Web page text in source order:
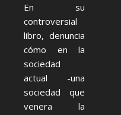
En su
controversial
libro, denuncia
cómo en la
sociedad
actual -una
sociedad que
venera la